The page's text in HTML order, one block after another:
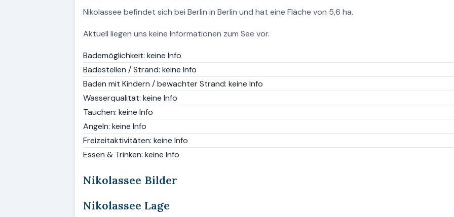
Nikolassee befindet sich bei Berlin in Berlin und hat eine Fläche von 5,6 ha.
Aktuell liegen uns keine Informationen zum See vor.
Bademöglichkeit: keine Info
Badestellen / Strand: keine Info
Baden mit Kindern / bewachter Strand: keine Info
Wasserqualität: keine Info
Tauchen: keine Info
Angeln: keine Info
Freizeitaktivitäten: keine Info
Essen & Trinken: keine Info
Nikolassee Bilder
Nikolassee Lage